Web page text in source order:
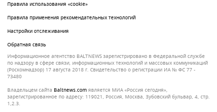
Правила использования «cookie»
Правила применения рекомендательных технологий
Настройки отслеживания
Обратная связь
Информационное агентство BALTNEWS зарегистрировано в Федеральной службе
по надзору в сфере связи, информационных технологий и массовых коммуникаций
(Роскомнадзор) 17 августа 2018 г. Свидетельство о регистрации ИА № ФС 77 -
73480
Владельцем сайта
baltnews.com является МИА «Россия сегодня»,
зарегистрированное по адресу: 119021, Россия, Москва, Зубовский бульвар, 4, стр.
1,2.3.